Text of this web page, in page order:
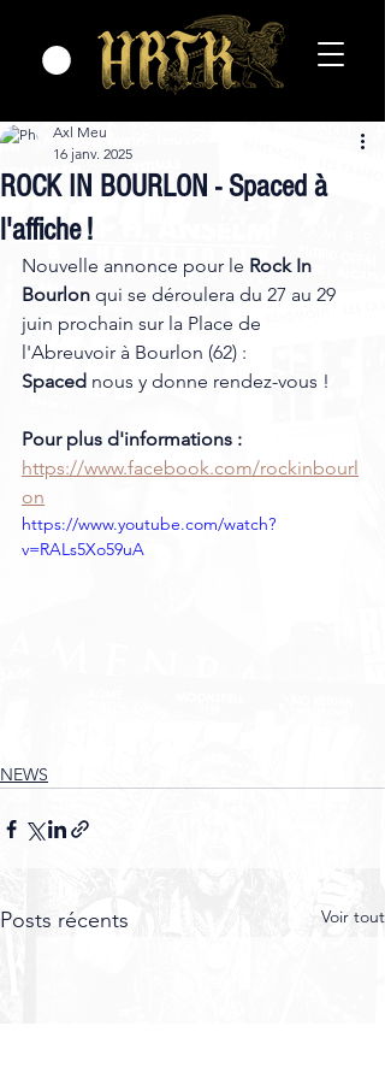
ROCK IN BOURLON - Spaced à
l'affiche !
Axl Meu
16 janv. 2025
Nouvelle annonce pour le Rock In
Bourlon qui se déroulera du 27 au 29
juin prochain sur la Place de
l'Abreuvoir à Bourlon (62) :
Spaced nous y donne rendez-vous !
Pour plus d'informations :
https://www.facebook.com/rockinbourl
on
https://www.youtube.com/watch?
v=RALs5Xo59uA
NEWS
Posts récents Voir tout